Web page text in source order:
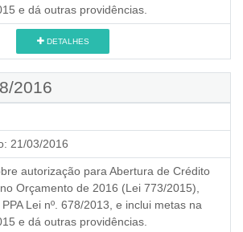
e dá outras providências.
DETALHES
2016
21/03/2016
autorização para Abertura de Crédito
Orçamento de 2016 (Lei 773/2015),
Lei nº. 678/2013, e inclui metas na
e dá outras providências.